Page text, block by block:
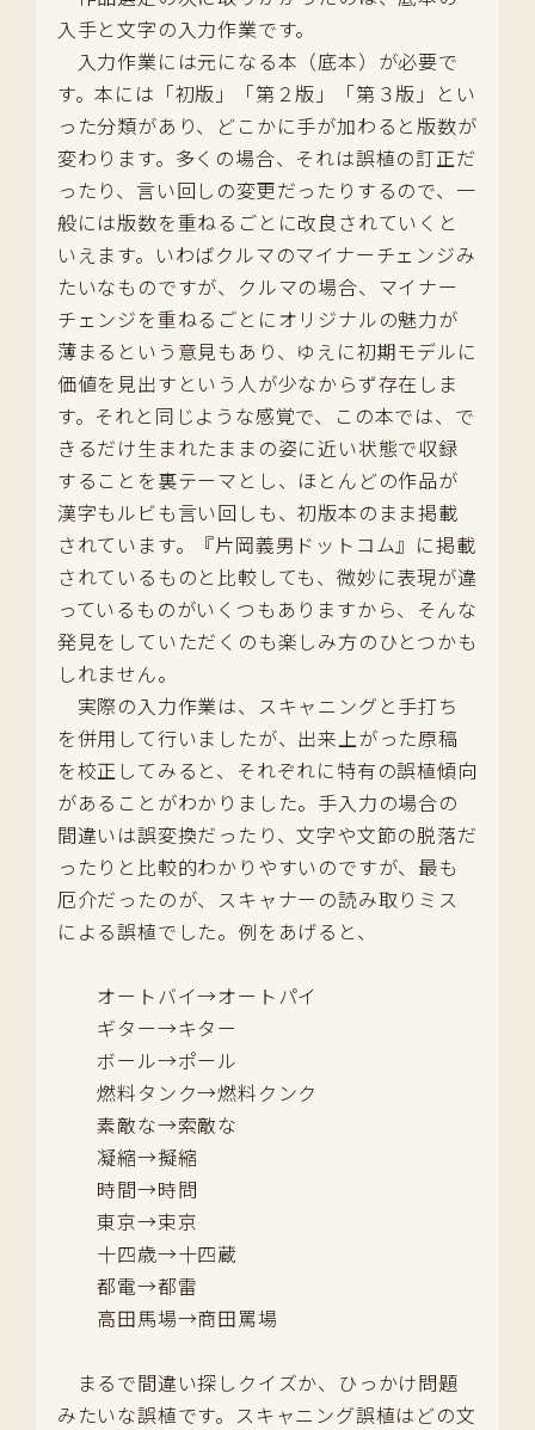
入手と文字の入力作業です。
入力作業には元になる本（底本）が必要で
す。本には「初版」「第２版」「第３版」とい
った分類があり、どこかに手が加わると版数が
変わります。多くの場合、それは誤植の訂正だ
ったり、言い回しの変更だったりするので、一
般には版数を重ねるごとに改良されていくと
いえます。いわばクルマのマイナーチェンジみ
たいなものですが、クルマの場合、マイナー
チェンジを重ねるごとにオリジナルの魅力が
薄まるという意見もあり、ゆえに初期モデルに
価値を見出すという人が少なからず存在しま
す。それと同じような感覚で、この本では、で
きるだけ生まれたままの姿に近い状態で収録
することを裏テーマとし、ほとんどの作品が
漢字もルビも言い回しも、初版本のまま掲載
されています。『片岡義男ドットコム』に掲載
されているものと比較しても、微妙に表現が違
っているものがいくつもありますから、そんな
発見をしていただくのも楽しみ方のひとつかも
しれません。
実際の入力作業は、スキャニングと手打ち
を併用して行いましたが、出来上がった原稿
を校正してみると、それぞれに特有の誤植傾向
があることがわかりました。手入力の場合の
間違いは誤変換だったり、文字や文節の脱落だ
ったりと比較的わかりやすいのですが、最も
厄介だったのが、スキャナーの読み取りミス
による誤植でした。例をあげると、
オートバイ→オートパイ
ギター→キター
ボール→ポール
燃料タンク→燃料クンク
素敵な→索敵な
凝縮→擬縮
時間→時問
東京→束京
十四歳→十四蔵
都電→都雷
高田馬場→商田罵場
まるで間違い探しクイズか、ひっかけ問題
みたいな誤植です。スキャニング誤植はどの文